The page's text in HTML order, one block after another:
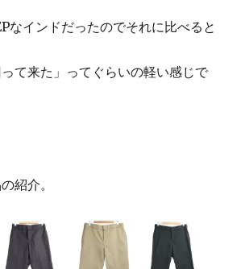
なインドだったのでそれに比べると
って来た」ってぐらいの軽い感じで
紹介。